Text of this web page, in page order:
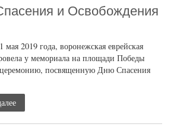
и Освобождения
мая 2019 года, воронежская еврейская
у мемориала на площади Победы
посвященную Дню Спасения